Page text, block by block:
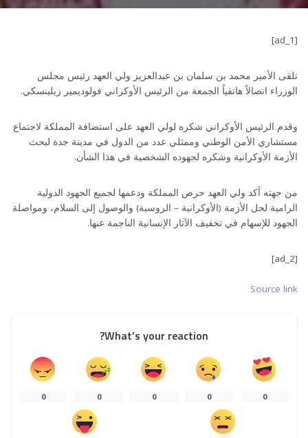
[ad_1]
تلقى الأمير محمد بن سلمان بن عبدالعزيز ولي العهد رئيس مجلس
الوزراء اتصالاً هاتفياً الجمعة من الرئيس الأوكراني فولوديمير زيلينسكي.
وقدم الرئيس الأوكراني شكره لولي العهد على استضافة المملكة لاجتماع
مستشاري الأمن الوطني وممثلي عدد من الدول في مدينة جدة لبحث
الأزمة الأوكرانية وشكره لجهوده الشخصية في هذا الشأن.
من جهته أكد ولي العهد حرص المملكة ودعمها لجميع الجهود الدولية
الرامية لحل الأزمة (الأوكرانية – الروسية) والوصول إلى السلام، ومواصلة
الجهود للإسهام في تخفيف الآثار الإنسانية الناجمة عنها.
[ad_2]
Source link
What’s your reaction?
0
0
0
0
0